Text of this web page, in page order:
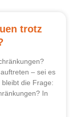
trotz
– sei es
die Frage:
In